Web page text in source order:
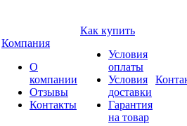
Компания
О
компании
Отзывы
Контакты
Как купить
Условия
оплаты
Условия
доставки
Гарантия
на товар